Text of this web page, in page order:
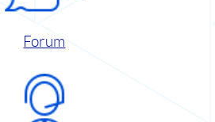
Forum